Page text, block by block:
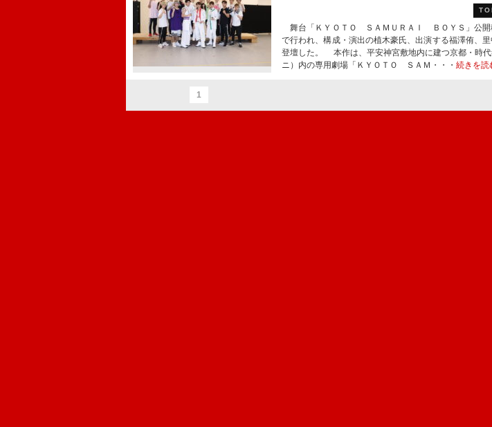
舞台「ＫＹＯＴＯ ＳＡＭＵＲＡＩ ＢＯＹＳ」公開
で行われ、構成・演出の植木豪氏、出演する福澤侑、
登壇した。 本作は、平安神宮敷地内に建つ京都・時
ニ）内の専用劇場「ＫＹＯＴＯ ＳＡＭ・・・ 続きを読
1